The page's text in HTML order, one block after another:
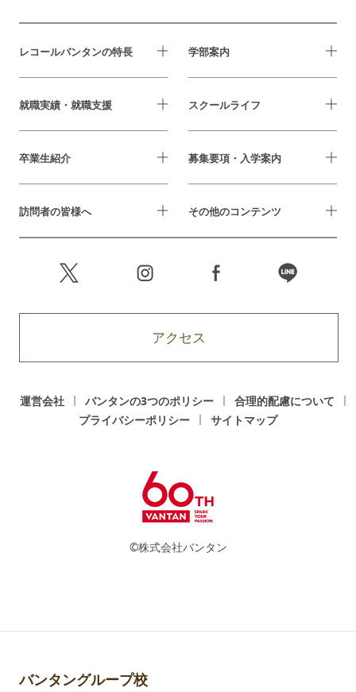
レコールバンタンの特長 学部案内
就職実績・就職支援 スクールライフ
卒業生紹介 募集要項・入学案内
訪問者の皆様へ その他のコンテンツ
アクセス
運営会社 バンタンの3つのポリシー
合理的配慮について
プライバシーポリシー
サイトマップ
©株式会社バンタン
バンタングループ校